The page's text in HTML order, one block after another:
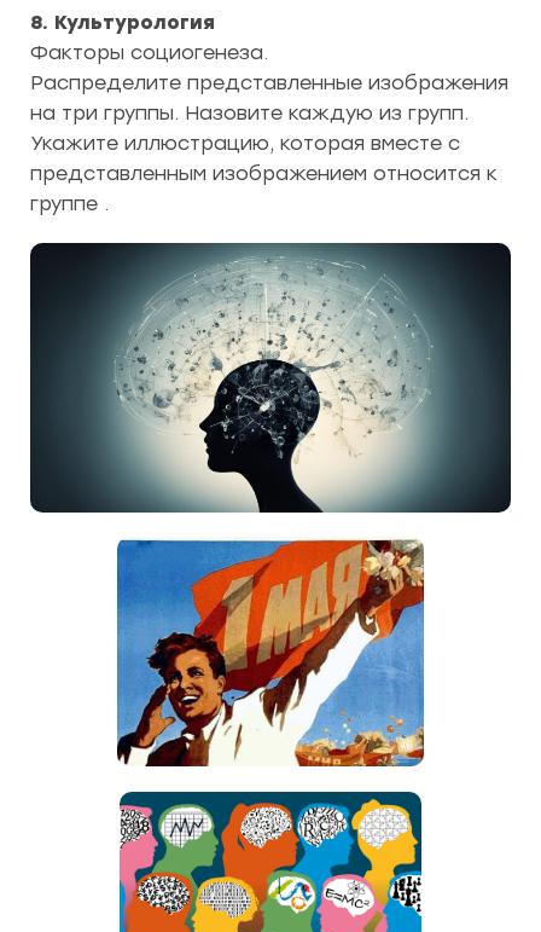
8. Культурология
Факторы социогенеза.
Распределите представленные изображения
на три группы. Назовите каждую из групп.
Укажите иллюстрацию, которая вместе с
представленным изображением относится к
группе .